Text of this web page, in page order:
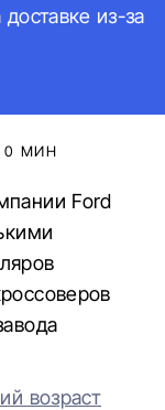
из-за
0 МИН
Ford
возраст